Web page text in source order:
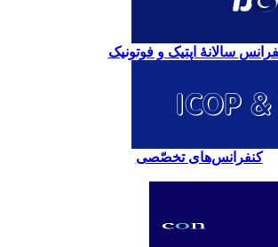
سالانۀ اپتیک و فوتونیک
کنفرانس‌های تخصّصی